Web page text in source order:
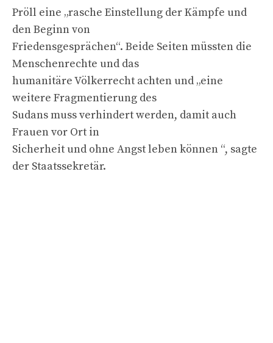
Pröll eine „rasche Einstellung der Kämpfe und
den Beginn von
Friedensgesprächen“. Beide Seiten müssten die
Menschenrechte und das
humanitäre Völkerrecht achten und „eine
weitere Fragmentierung des
Sudans muss verhindert werden, damit auch
Frauen vor Ort in
Sicherheit und ohne Angst leben können “, sagte
der Staatssekretär.